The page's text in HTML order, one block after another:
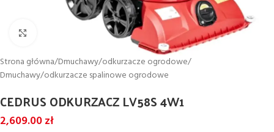
Strona główna/Dmuchawy/odkurzacze ogrodowe/
Dmuchawy/odkurzacze spalinowe ogrodowe
CEDRUS ODKURZACZ LV58S 4W1
2,609.00zł